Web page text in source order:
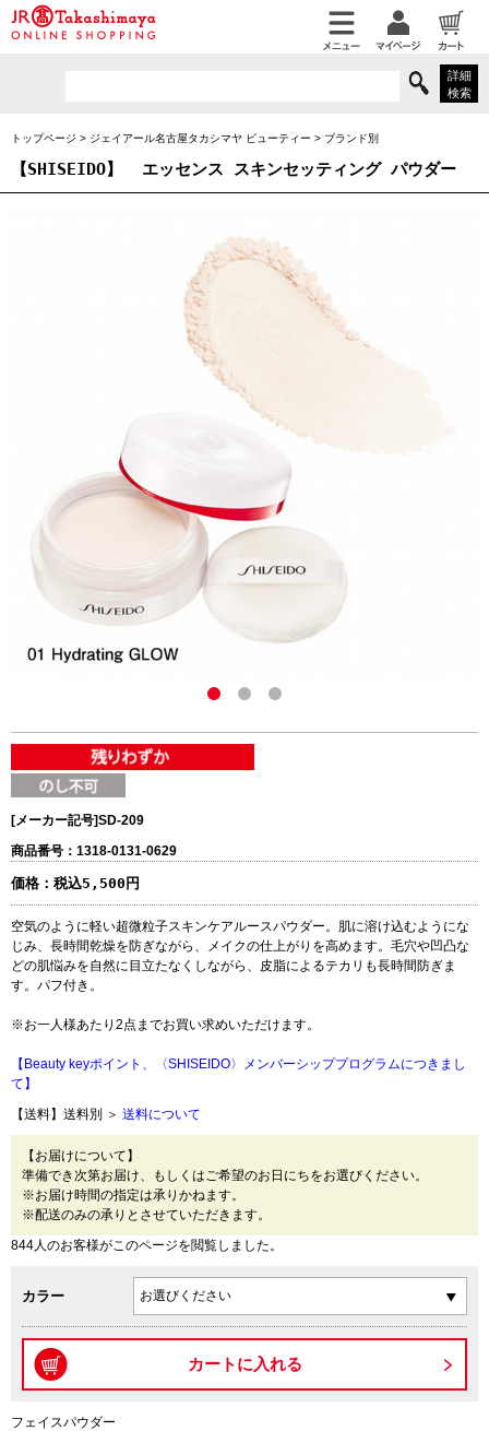
詳細
検索
トップページ > ジェイアール名古屋タカシマヤ ビューティー > ブランド別
【SHISEIDO】 エッセンス スキンセッティング パウダー
[メーカー記号]SD-209
商品番号：1318-0131-0629
価格： 税込5,500円
空気のように軽い超微粒子スキンケアルースパウダー。肌に溶け込むようにな
じみ、長時間乾燥を防ぎながら、メイクの仕上がりを高めます。毛穴や凹凸な
どの肌悩みを自然に目立たなくしながら、皮脂によるテカリも長時間防ぎま
す。パフ付き。
※お一人様あたり2点までお買い求めいただけます。
【Beauty keyポイント、〈SHISEIDO〉メンバーシッププログラムにつきまし
て】
【送料】送料別 ＞ 送料について
【お届けについて】
準備でき次第お届け、もしくはご希望のお日にちをお選びください。
※お届け時間の指定は承りかねます。
※配送のみの承りとさせていただきます。
844人のお客様がこのページを閲覧しました。
カラー
フェイスパウダー